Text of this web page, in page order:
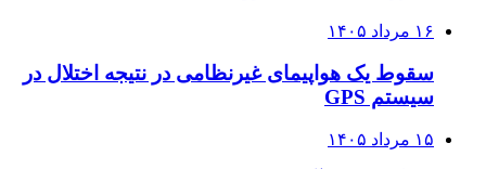
۱۶ مرداد ۱۴۰۵
سقوط یک هواپیمای غیرنظامی در نتیجه اختلال در
سیستم‌ GPS
۱۵ مرداد ۱۴۰۵